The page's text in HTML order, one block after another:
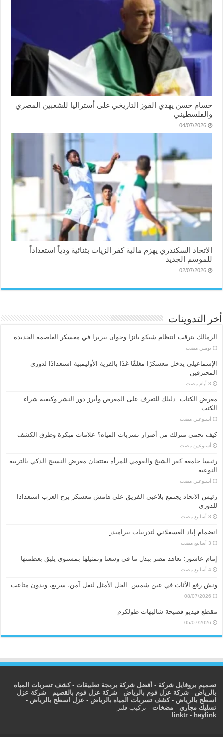
حسام حسن يهدي الفوز التاريخي على أستراليا للشعبين المصري
والفلسطيني
04/07/2026
الاتحاد السكندري يهزم مالية كفر الزيات بثنائية ودياً استعداداً
للموسم الجديد
02/07/2026
أخر التدوينات
الزمالك يترقب انتظام شيكو بانزا وخوان بيزيرا في معسكر العاصمة الجديدة
‏يومين مضت
الإسماعیلی یدخل معسكرًا مغلقًا غدًا بالقرية الأوليمبية استعدادًا لدوري
المحترفين
معرض الكتاب: دليلك للتعرف على المعرض وأبرز دور النشر وكيفية شراء
الكتب
‏أسبوعين مضت
كيف تحمي منزلك من أضرار تسربات المياه؟ علامات مبكرة وطرق الكشف
‏أسبوعين مضت
رئيسا جامعة كفر الشيخ والقومي للمرأة يفتتحان معرض النسيج الذكي بالتربية
النوعية
‏أسبوعين مضت
رئيس الاتحاد يجتمع بلاعبى الفريق على هامش معسكر برج العرب استعدادا
للدورى
انضمام إياد العسقلاني لتدريبات بيراميدز
إمام عاشور: نعاهد مصر ببذل ما في وسعنا وتمثيلها بمستوى يليق بعظمتها
ونش رفع الأثاث في عين شمس: الحل الأمثل لنقل آمن، سريع، وبدون متاعب
08/07/2026
مقطع فيديو فضيحة شاليهات طولكرم
05/07/2026
تصميم بروفايل شركة -أفضل شركة برمجة تطبيقات -كشف تسربات المياه
بالرياض -شركة عزل فوم بالرياض -شركة عزل فوم بالقصيم -شركة عزل
اسطح بالرياض -كشف تسربات المياه بالرياض - عزل اسطح بالرياض -
تسليك مجاري -مضخات -تركيب فلتر
linktr- heylink